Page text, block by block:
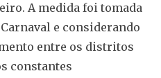
A medida foi tomada
e considerando
entre os distritos
constantes